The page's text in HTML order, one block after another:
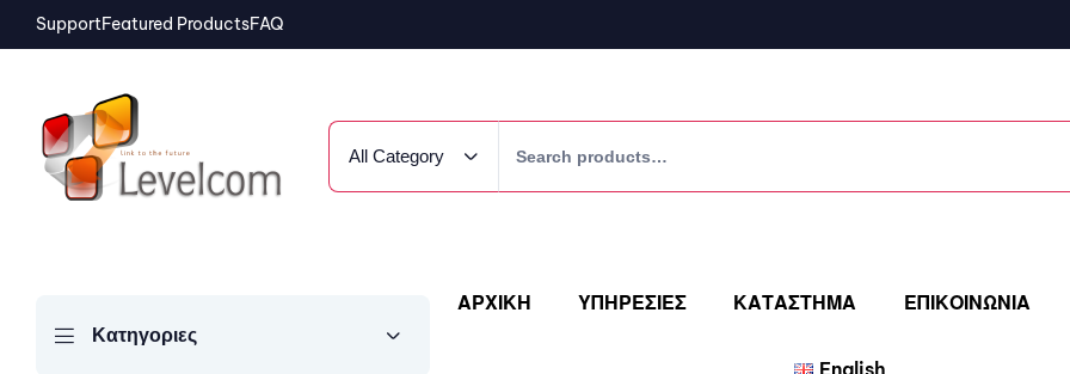
SupportFeatured ProductsFAQ
All Category
Κατηγοριες
ΑΡΧΙΚΗ ΥΠΗΡΕΣΙΕΣ ΚΑΤΑΣΤΗΜΑ ΕΠΙΚΟΙΝΩΝΙΑ
English